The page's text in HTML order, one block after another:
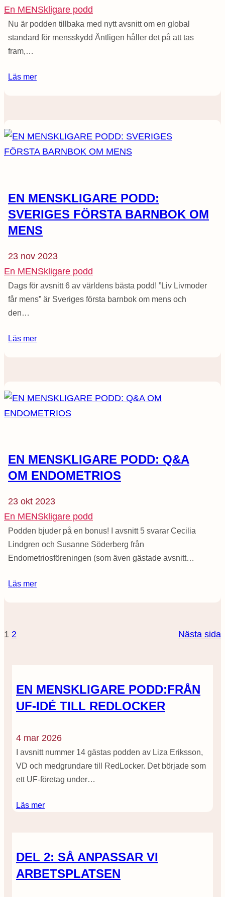
En MENSkligare podd
Nu är podden tillbaka med nytt avsnitt om en global
standard för mensskydd Äntligen håller det på att tas
fram,…
Läs mer
EN MENSKLIGARE PODD:
SVERIGES FÖRSTA BARNBOK OM
MENS
23 nov 2023
En MENSkligare podd
Dags för avsnitt 6 av världens bästa podd! ”Liv Livmoder
får mens” är Sveriges första barnbok om mens och
den…
Läs mer
EN MENSKLIGARE PODD: Q&A
OM ENDOMETRIOS
23 okt 2023
En MENSkligare podd
Podden bjuder på en bonus! I avsnitt 5 svarar Cecilia
Lindgren och Susanne Söderberg från
Endometriosföreningen (som även gästade avsnitt…
Läs mer
1 2 Nästa sida
EN MENSKLIGARE PODD:FRÅN
UF-IDÉ TILL REDLOCKER
4 mar 2026
I avsnitt nummer 14 gästas podden av Liza Eriksson,
VD och medgrundare till RedLocker. Det började som
ett UF-företag under…
Läs mer
DEL 2: SÅ ANPASSAR VI
ARBETSPLATSEN